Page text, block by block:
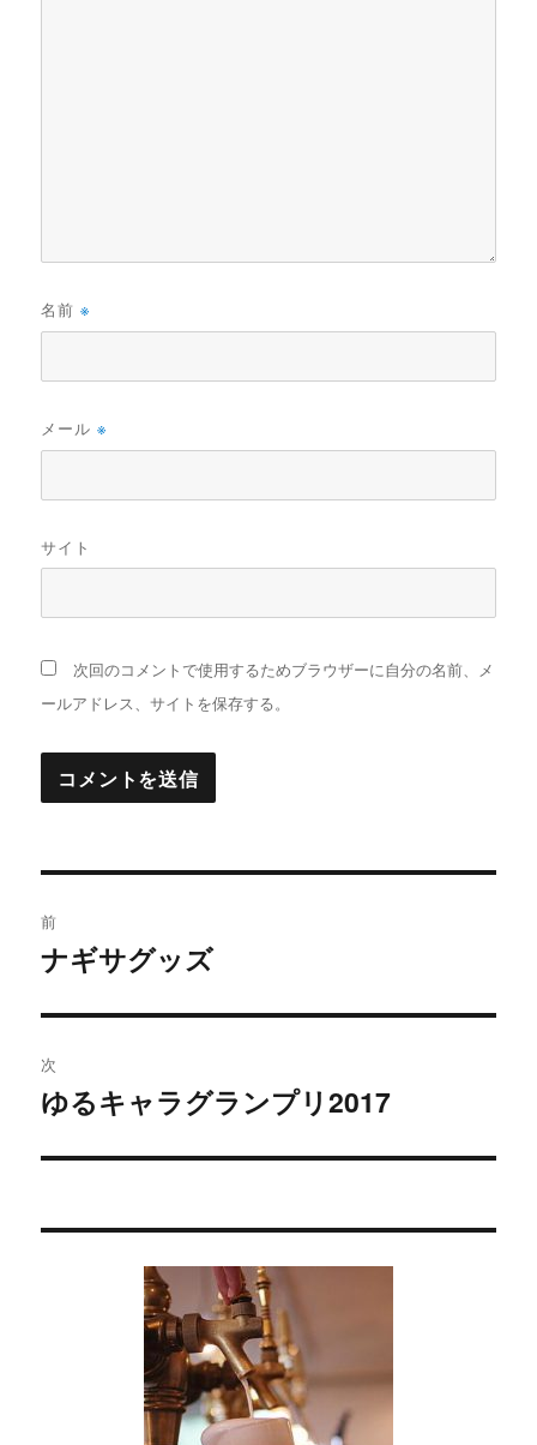
名前※
メール※
サイト
次回のコメントで使用するためブラウザーに自分の名前、メ
ールアドレス、サイトを保存する。
稿
ビ
ゲ
ー
前
過
の
投
稿:
ナギサグッズ
次
次
投
ゆるキャラグランプリ2017